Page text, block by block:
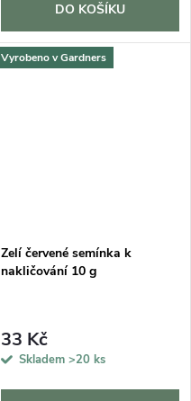
DO KOŠÍKU
Vyrobeno v Gardners
Zelí červené semínka k
nakličování 10 g
33 Kč
Skladem >20 ks